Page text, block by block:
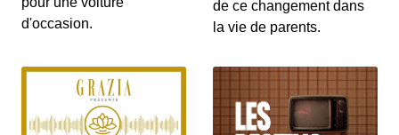
Le Range Rover et le Range Rover Sport s’offrent
quelques nouveautés ! On en parle dans...
d'occasion.
de ce changement dans
la vie de parents.